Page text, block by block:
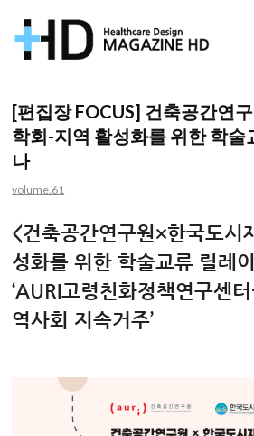
거
진
[편집장 FOCUS] 건축공간연
학회-지역 활성화를 위한 학술
나
volume.61
<건축공간연구원×한국도시
성화를 위한 학술교류 릴레
‘AURI고령친화정책연구센
역사회 지속거주’